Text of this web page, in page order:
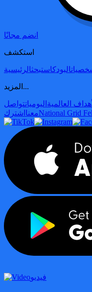
انضم مجانًا
استكشف
البودكاستبحثالرئيسية
المزيد...
العالمية اليومياتتواصل
معنا اشترك National Grid
فيديو